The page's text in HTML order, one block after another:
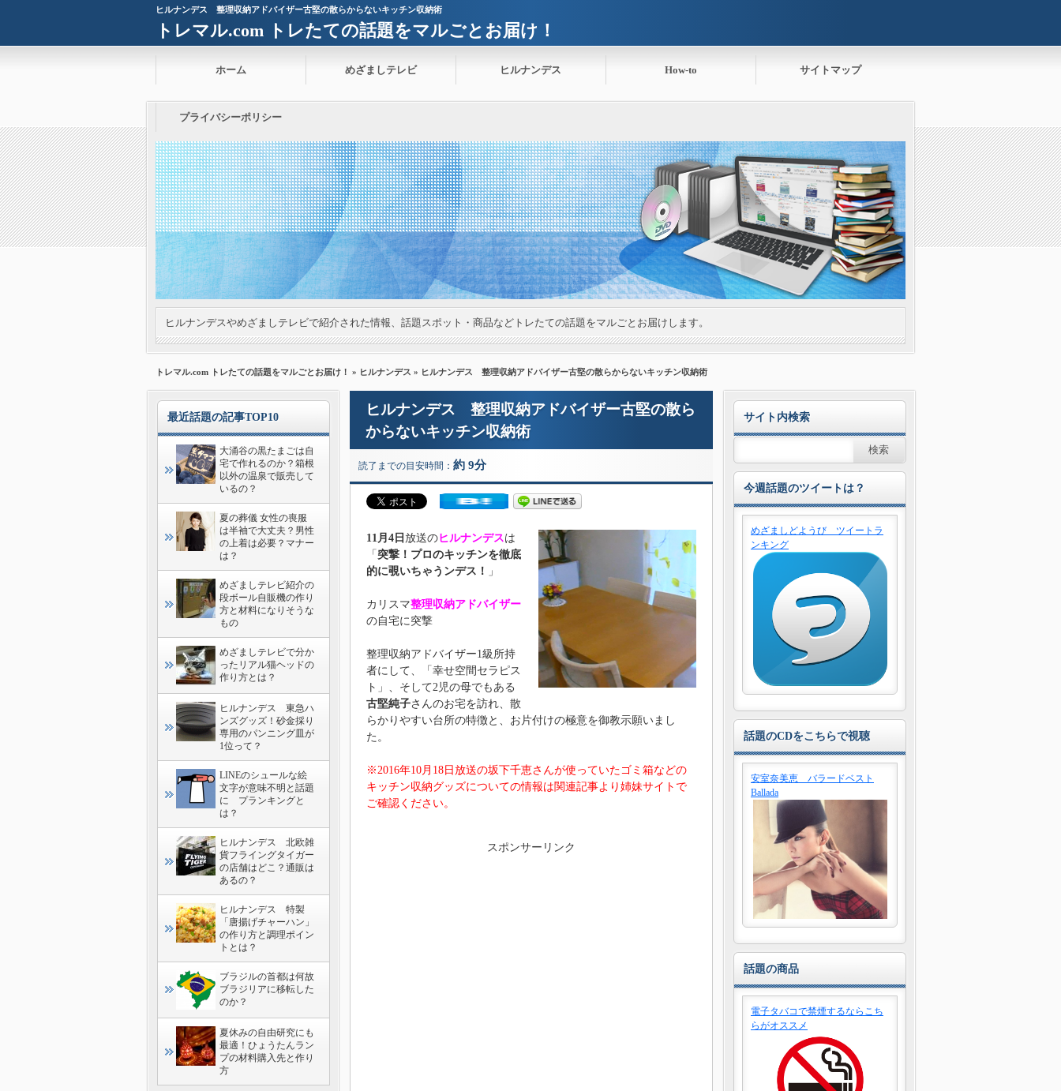
ヒルナンデス 整理収納アドバイザー古堅の散らからないキッチン収納術
トレマル.com トレたての話題をマルごとお届け！
ホーム めざましテレビ ヒルナンデス How-to サイトマップ
プライバシーポリシー
ヒルナンデスやめざましテレビで紹介された情報、話題スポット・商品などトレたての話題をマルごとお届けします。
トレマル.com トレたての話題をマルごとお届け！ » ヒルナンデス » ヒルナンデス 整理収納アドバイザー古堅の散らからないキッチン収納術
ヒルナンデス 整理収納アドバイザー古堅の散ら
からないキッチン収納術
読了までの目安時間： 約 9分
11月4日 放送のヒルナンデスは
「 突撃！プロのキッチンを徹底
的に覗いちゃうンデス！
」
カリスマ整理収納アドバイザー
の自宅に突撃
整理収納アドバイザー1級所持
者にして、「幸せ空間セラピス
ト」、そして2児の母でもある
古堅純子さんのお宅を訪れ、散
らかりやすい台所の特徴と、お片付けの極意を御教示願いまし
た。
※2016年10月18日放送の坂下千恵さんが使っていたゴミ箱などの
キッチン収納グッズについての情報は関連記事より姉妹サイトで
ご確認ください。
スポンサーリンク
最近話題の記事TOP10
大涌谷の黒たまごは自
宅で作れるのか？箱根
以外の温泉で販売して
いるの？
夏の葬儀 女性の喪服
は半袖で大丈夫？男性
の上着は必要？マナー
は？
めざましテレビ紹介の
段ボール自販機の作り
方と材料になりそうな
もの
めざましテレビで分か
ったリアル猫ヘッドの
作り方とは？
ヒルナンデス 東急ハ
ンズグッズ！砂金採り
専用のパンニング皿が
1位って？
LINEのシュールな絵
文字が意味不明と話題
に プランキングと
は？
ヒルナンデス 北欧雑
貨フライングタイガー
の店舗はどこ？通販は
あるの？
ヒルナンデス 特製
「唐揚げチャーハン」
の作り方と調理ポイン
トとは？
ブラジルの首都は何故
ブラジリアに移転した
のか？
夏休みの自由研究にも
最適！ひょうたんラン
プの材料購入先と作り
方
サイト内検索
今週話題のツイートは？
めざましどようび ツイートラ
ンキング
話題のCDをこちらで視聴
安室奈美恵 バラードベスト
Ballada
話題の商品
電子タバコで禁煙するならこち
らがオススメ